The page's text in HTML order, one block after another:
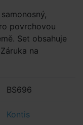
povrchovou
Set obsahuje
na
BS696
Kontis